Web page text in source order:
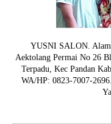
YUSNI SALON.
Aektolang Permai No 26
Terpadu, Kec Pandan
WA/HP: 0823-7007-